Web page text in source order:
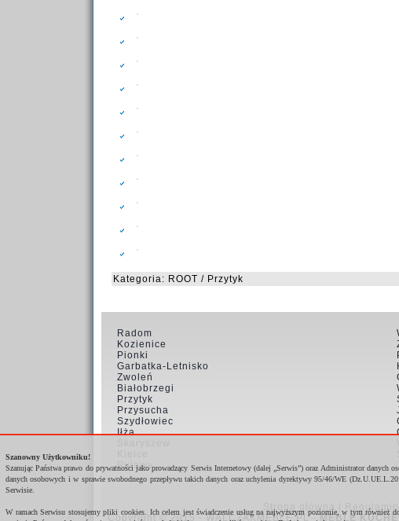
Kategoria: ROOT / Przytyk
Radom
Kozienice
Pionki
Garbatka-Letnisko
Zwoleń
Białobrzegi
Przytyk
Przysucha
Szydłowiec
Iłża
Puławy
Strona główna
Copyright © 2015 - WALCZAKMEBLE.PL -MEBLE
Szanowny Użytkowniku!
Szanując Państwa prawo do prywatności jako prowadzący Serwis Internetowy (dalej „Serwis”) oraz Administrator
danych osobowych i w sprawie swobodnego przepływu takich danych oraz uchylenia dyrektywy 95/46/WE
Serwisie.
W ramach Serwisu stosujemy pliki cookies. Ich celem jest świadczenie usług na najwyższym poziomie, w tym również